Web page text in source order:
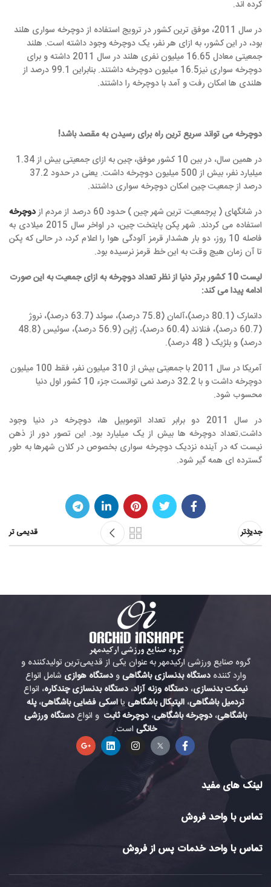
کرده اند.
در سال 2011، موفق ترین کشور در ترویج استفاده از دوچرخه سواری هلند
بود، در این کشور، به ازای هر نفر، یک دوچرخه وجود داشته است. هلند
جمعیتی معادل 16.65 میلیون نفری هلند در سال 2011 داشته و برای
دوچرخه سواری نیز16.5 میلیون دوچرخه داشتند. بنابراین 99.1 درصد از
هلندی ها امکان رفت و آمد با دوچرخه را داشتند.
دوچرخه می تواند سریع ترین راه برای رسیدن به مقصد باشد!
در همین سال، در بین 10 کشور موفق، چین به ازای جمعیتی بیش از 1.34
میلیارد نفر، بیش از 500 میلیون دوچرخه داشت. یعنی در حدود 37.2
درصد از جمعیت چین امکان دوچرخه سواری داشتند.
در شانگهای ( پرجمعیت ترین شهر چین ) حدود 60 درصد از مردم از
دوچرخه
استفاده می کردند. شهر پکن پایتخت چین، در اواخر سال 2015 میلادی به
فاصله 10 روز، دو بار هشدار قرمز آلودگی هوا را اعلام کرد، در حالی که پکن
تا آن زمان هیچ وقت به این خط قرمز نرسیده بود.
لیست 10 کشور برتر دنیا از نظر تعداد دوچرخه به ازای جمعیت به این صورت
ادامه پیدا می کند:
دانمارک (80.1 درصد)،آلمان (75.8 درصد)، سوئد (63.7 درصد)، نروژ
(60.7 درصد)، فنلاند (60.4 درصد)، ژاپن (56.9 درصد)، سوئیس (48.8
درصد) و بلژیک ( 48 درصد).
آمریکا در سال 2011 با جمعیتی بیش از 310 میلیون نفر، فقط 100 میلیون
دوچرخه داشت و با 32.2 درصد نمی توانست جزء 10 کشور اول دنیا
محسوب شود.
در سال 2011 دو برابر تعداد اتوموبیل ها، دوچرخه در دنیا وجود
داشت.تعداد دوچرخه ها بیش از یک میلیارد بود. این تصور دور از ذهن
نیست که در آینده نزدیک دوچرخه سواری بخصوص در کلان شهرها به طور
گسترده ای همه گیر شود.
جدیدتر قدیمی تر
گروه صنایع ورزشی ارکیدمهر به عنوان یکی از قدیمی‌ترین تولیدکننده و
وارد کنندهدستگاه بدنسازی باشگاهیودستگاه هوازی شامل انواع
نیمکت بدنسازی، دستگاه وزنه آزاد، دستگاه بدنسازی چندکاره، انواع
تردمیل باشگاهی، الپتیکال باشگاهی یااسکی فضایی باشگاهی،پله
باشگاهی، دوچرخه باشگاهی، دوچرخه ثابت و انواعدستگاه ورزشی
خانگیاست.
لینک های مفید
تماس با واحد فروش
تماس با واحد خدمات پس از فروش